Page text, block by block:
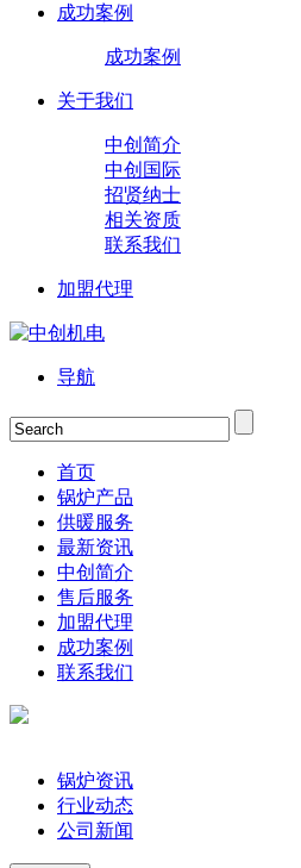
成功案例
成功案例
关于我们
中创简介
中创国际
招贤纳士
相关资质
联系我们
加盟代理
导航
首页
锅炉产品
供暖服务
最新资讯
中创简介
售后服务
加盟代理
成功案例
联系我们
锅炉资讯
行业动态
公司新闻